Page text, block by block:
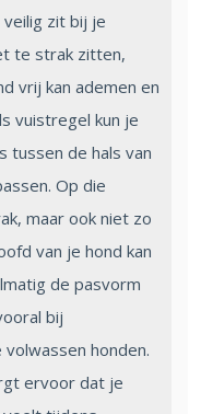
zit bij je
te strak zitten,
vrij kan ademen en
vuistregel kun je
tussen de hals van
Op die
maar ook niet zo
van je hond kan
de pasvorm
bij
honden.
ervoor dat je